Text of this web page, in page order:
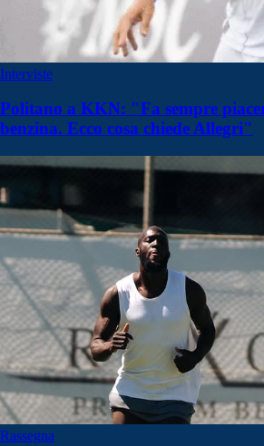
Interviste
Politano a KKN: "Fa sempre
benzina. Ecco cosa chiede Allegri"
Rassegna